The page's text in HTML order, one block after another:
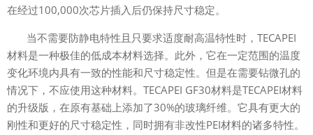
在经过100,000次芯片插入后仍保持尺寸稳定。
当不需要防静电特性且只要求适度耐高温特性时，TECAPEI
材料是一种极佳的低成本材料选择。此外，它在一定范围的温度
变化环境内具有一致的性能和尺寸稳定性。但是在需要钻微孔的
情况下，不应使用这种材料。TECAPEI GF30材料是TECAPEI材料
的升级版，在原有基础上添加了30%的玻璃纤维。它具有更大的
刚性和更好的尺寸稳定性，同时拥有非改性PEI材料的诸多特性。